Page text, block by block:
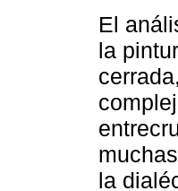
El
la
la